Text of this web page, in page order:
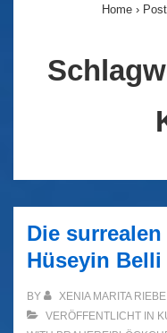
Home ›
Die
Hüseyin Belli
BY XENIA MARITA RIEBE
VERÖFFENTLICHT IN